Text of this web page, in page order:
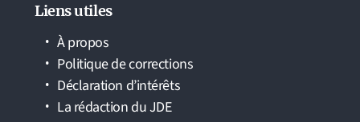
Liens utiles
À propos
Politique de corrections
Déclaration d’intérêts
La rédaction du JDE